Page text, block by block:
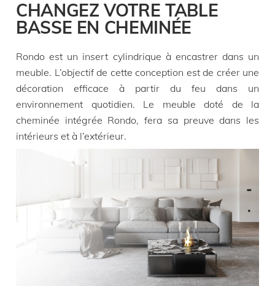
CHANGEZ VOTRE TABLE
BASSE EN CHEMINÉE
Rondo est un insert cylindrique à encastrer dans un
meuble. L’objectif de cette conception est de créer une
décoration efficace à partir du feu dans un
environnement quotidien. Le meuble doté de la
cheminée intégrée Rondo, fera sa preuve dans les
intérieurs et à l’extérieur.